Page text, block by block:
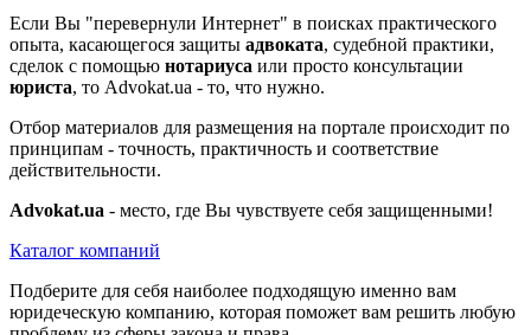
Если Вы "перевернули Интернет" в поисках практического
опыта, касающегося защиты адвоката, судебной практики,
сделок с помощью нотариуса или просто консультации
юриста, то Advokat.ua - то, что нужно.
Отбор материалов для размещения на портале происходит по
принципам - точность, практичность и соответствие
действительности.
Advokat.ua - место, где Вы чувствуете себя защищенными!
Каталог компаний
Подберите для себя наиболее подходящую именно вам
юридеческую компанию, которая поможет вам решить любую